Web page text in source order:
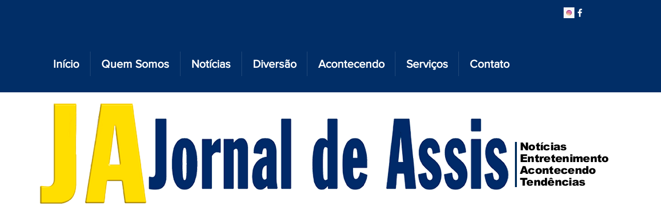
Início Quem Somos Notícias Diversão Acontecendo Serviços Contato
Notícias
Entretenimento
Acontecendo
Tendências